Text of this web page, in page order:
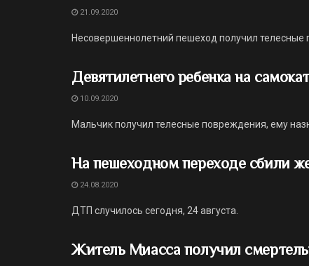
21.09.2020
Несовершеннолетний пешеход получил телесные
Девятилетнего ребенка на
10.09.2020
Мальчик получил телесные повреждения, ему
На пешеходном переходе сбили
24.08.2020
ДТП случилось сегодня, 24 августа.
Житель Миасса получил